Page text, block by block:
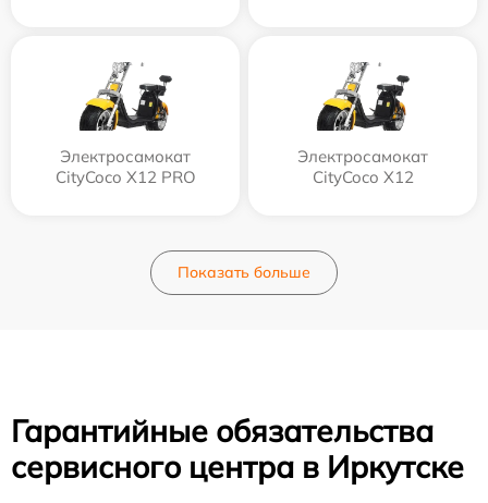
Электросамокат
CityCoco X12 PRO
Электросамокат
CityCoco X12
Показать больше
Гарантийные обязательства
сервисного центра в Иркутске